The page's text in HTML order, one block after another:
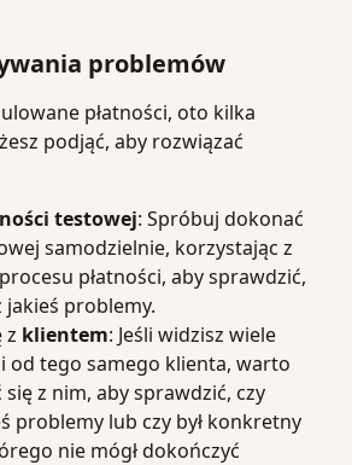
problemów
płatności, oto kilka
podjąć, aby rozwiązać
testowej: Spróbuj dokonać
samodzielnie, korzystając z
płatności, aby sprawdzić,
jakieś problemy.
z klientem: Jeśli widzisz wiele
od tego samego klienta, warto
z nim, aby sprawdzić, czy
problemy lub czy był konkretny
nie mógł dokończyć